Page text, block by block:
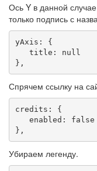
Ось Y в данной
только подпись с
yAxis: {
},
Спрячем ссылку на
credits: {
},
Убираем легенду.